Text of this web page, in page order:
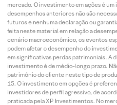
mercado. O investimento em ações é
desempenhos anteriores não são
futuros e nenhuma declaração ou
feita neste material em relação a
cenário macroeconômico, os eventos
podem afetar o desempenho do
em significativas perdas patrimoniais. A
investimento é de médio-longo prazo.
patrimônio do cliente neste tipo de
O investimento em opções é
investidores de perfil agressivo, de
praticada pela XP Investimentos. No